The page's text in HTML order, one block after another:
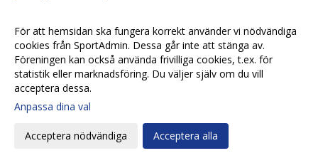
Kalle Olsson, ny klubbchef i Eskils 2019-01-22 15:45
Seniorlagens träningsläger spikade 2019-01-22 13:27
Eskils ungdomsläger 2019! 2019-01-21 12:30
Startskottet för High Five
Eskils lånar målvakt från MFF
Ett liv i Eskilsminne IF:s tjänst
Anmälningarna fortsätter strömma in till Eskilscupen!
För att hemsidan ska fungera korrekt använder vi nödvändiga
cookies från SportAdmin. Dessa går inte att stänga av.
Föreningen kan också använda frivilliga cookies, t.ex. för
statistik eller marknadsföring. Du väljer själv om du vill
acceptera dessa.
Anpassa dina val
Acceptera nödvändiga Acceptera alla